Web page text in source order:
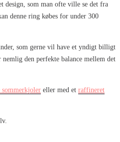
design, som man ofte ville se det fra
denne ring købes for under 300
som gerne vil have et yndigt billigt
den perfekte balance mellem det
sommerkjoler eller med et raffineret